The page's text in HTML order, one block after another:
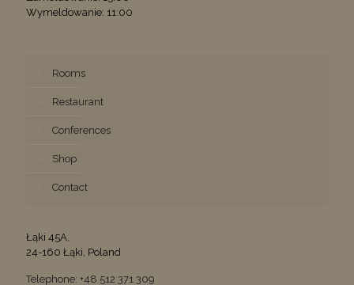
Wymeldowanie: 11:00
Rooms
Restaurant
Conferences
Shop
Contact
Łąki 45A,
24-160 Łąki, Poland
Telephone: +48 512 371 309